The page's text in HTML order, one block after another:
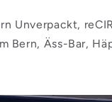
Unverpackt,
Bern, Äss-Bar,